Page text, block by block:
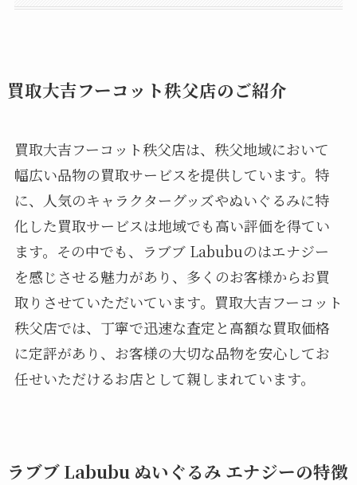
買取大吉フーコット秩父店のご紹介
買取大吉フーコット秩父店は、秩父地域において
幅広い品物の買取サービスを提供しています。特
に、人気のキャラクターグッズやぬいぐるみに特
化した買取サービスは地域でも高い評価を得てい
ます。その中でも、ラブブ Labubuのはエナジー
を感じさせる魅力があり、多くのお客様からお買
取りさせていただいています。買取大吉フーコット
秩父店では、丁寧で迅速な査定と高額な買取価格
に定評があり、お客様の大切な品物を安心してお
任せいただけるお店として親しまれています。
ラブブ Labubu ぬいぐるみ エナジーの特徴